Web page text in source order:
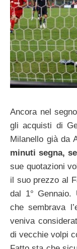
Ancora nel
gli acquisti di
Milanello già da
minuti segna,
sue quotazioni
il suo prezzo al
dal 1° Gennaio.
che sembrava
veniva
di vecchie volpi